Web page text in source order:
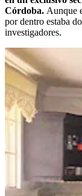
Córdoba. Aunque
por dentro estaba
investigadores.